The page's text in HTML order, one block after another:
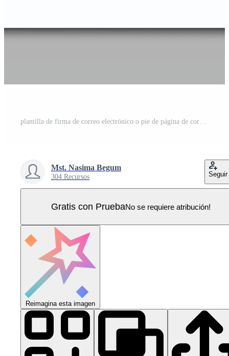
plantilla de firma de correo electrónico o pie de página de correo electrónico y diseño de portada de redes sociales personales Vector Pro
Mst. Nasima Begum
304 Recursos Seguir
Gratis con PruebaNo se requiere atribución!
Reimagina esta imagen